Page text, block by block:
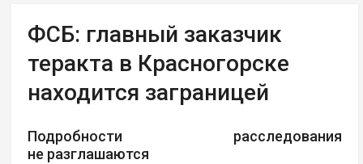
ФСБ: главный заказчик
теракта в Красногорске
находится заграницей
Подробности расследования
не разглашаются